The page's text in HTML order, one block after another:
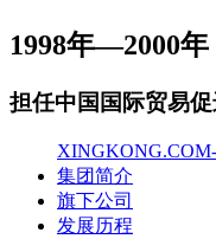
1998年—2000年
担任中国国际贸易
集团简介
旗下公司
发展历程